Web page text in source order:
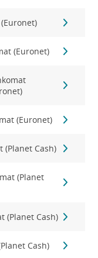
(Euronet)
(Euronet)
(Planet Cash)
(Planet
(Planet Cash)
Cash)